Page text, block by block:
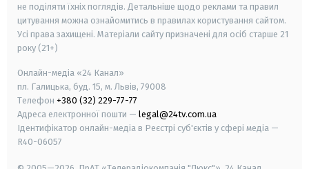
не поділяти їхніх поглядів. Детальніше щодо реклами та правил
цитування можна ознайомитись в правилах користування сайтом.
Усі права захищені. Матеріали сайту призначені для осіб старше 21
року (21+)
Онлайн-медіа «24 Канал»
пл. Галицька, буд. 15, м. Львів, 79008
Телефон +380 (32) 229-77-77
Адреса електронної пошти — legal@24tv.com.ua
Ідентифікатор онлайн-медіа в Реєстрі суб'єктів у сфері медіа —
R40-06057